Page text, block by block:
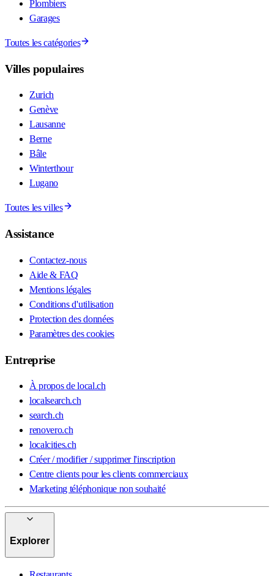
Plombiers
Garages
Toutes les catégories
Villes populaires
Zurich
Genève
Lausanne
Berne
Bâle
Winterthour
Lugano
Toutes les villes
Assistance
Contactez-nous
Aide & FAQ
Mentions légales
Conditions d'utilisation
Protection des données
Paramètres des cookies
Entreprise
À propos de local.ch
localsearch.ch
search.ch
renovero.ch
localcities.ch
Créer / modifier / supprimer l'inscription
Centre clients pour les clients commerciaux
Marketing téléphonique non souhaité
Explorer